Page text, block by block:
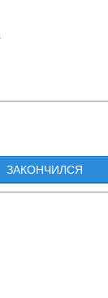
ЗАКОНЧИЛСЯ